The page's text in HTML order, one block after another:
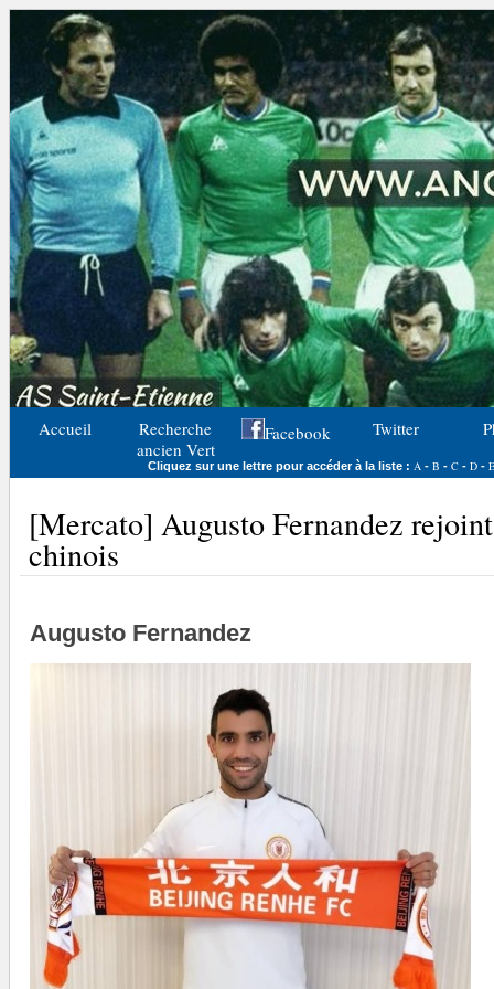
Accueil
Recherche
ancien Vert
Facebook Twitter
Cliquez sur une lettre pour accéder à la liste : A - B - C- D- E
[Mercato] Augusto Fernandez
chinois
Augusto Fernandez